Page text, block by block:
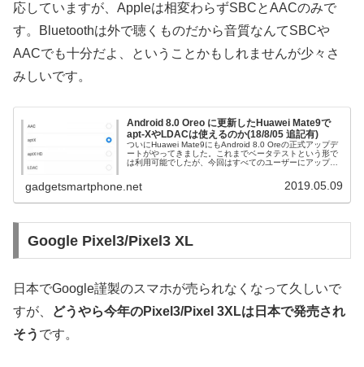
応していますが、Appleは相変わらずSBCとAACのみで
す。Bluetoothは外で聴くものだから音質なんてSBCや
AACでも十分だよ、ということかもしれませんが少々さ
みしいです。
Android 8.0 Oreo に更新したHuawei Mate9で
apt-XやLDACは使えるのか(18/8/05 追記有)
ついにHuawei Mate9にもAndroid 8.0 Oreの正式アップデ
ートがやってきました。これまでベータテストという形で
は利用可能でしたが、今回はすべてのユーザーにアップデ
gadgetsmartphone.net 2019.05.09
Google Pixel3/Pixel3 XL
日本でGoogle謹製のスマホが売られなくなって久しいで
すが、
どうやら今年のPixel3/Pixel 3XLは日本で発売され
そう です。